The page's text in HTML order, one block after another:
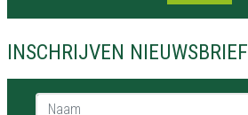
INSCHRIJVEN NIEUWSBRIEF
Naam *